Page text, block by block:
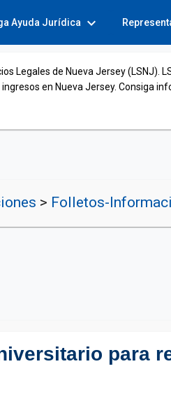
Ayuda Jurídica expand_more
Legales de Nueva Jersey (LSNJ).
en Nueva Jersey. Consiga
> Folletos-
para